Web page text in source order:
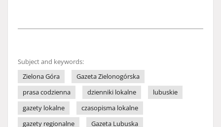
Subject and keywords:
Zielona Góra
Gazeta Zielonogórska
prasa codzienna
dzienniki lokalne
lubuskie
gazety lokalne
czasopisma lokalne
gazety regionalne
Gazeta Lubuska